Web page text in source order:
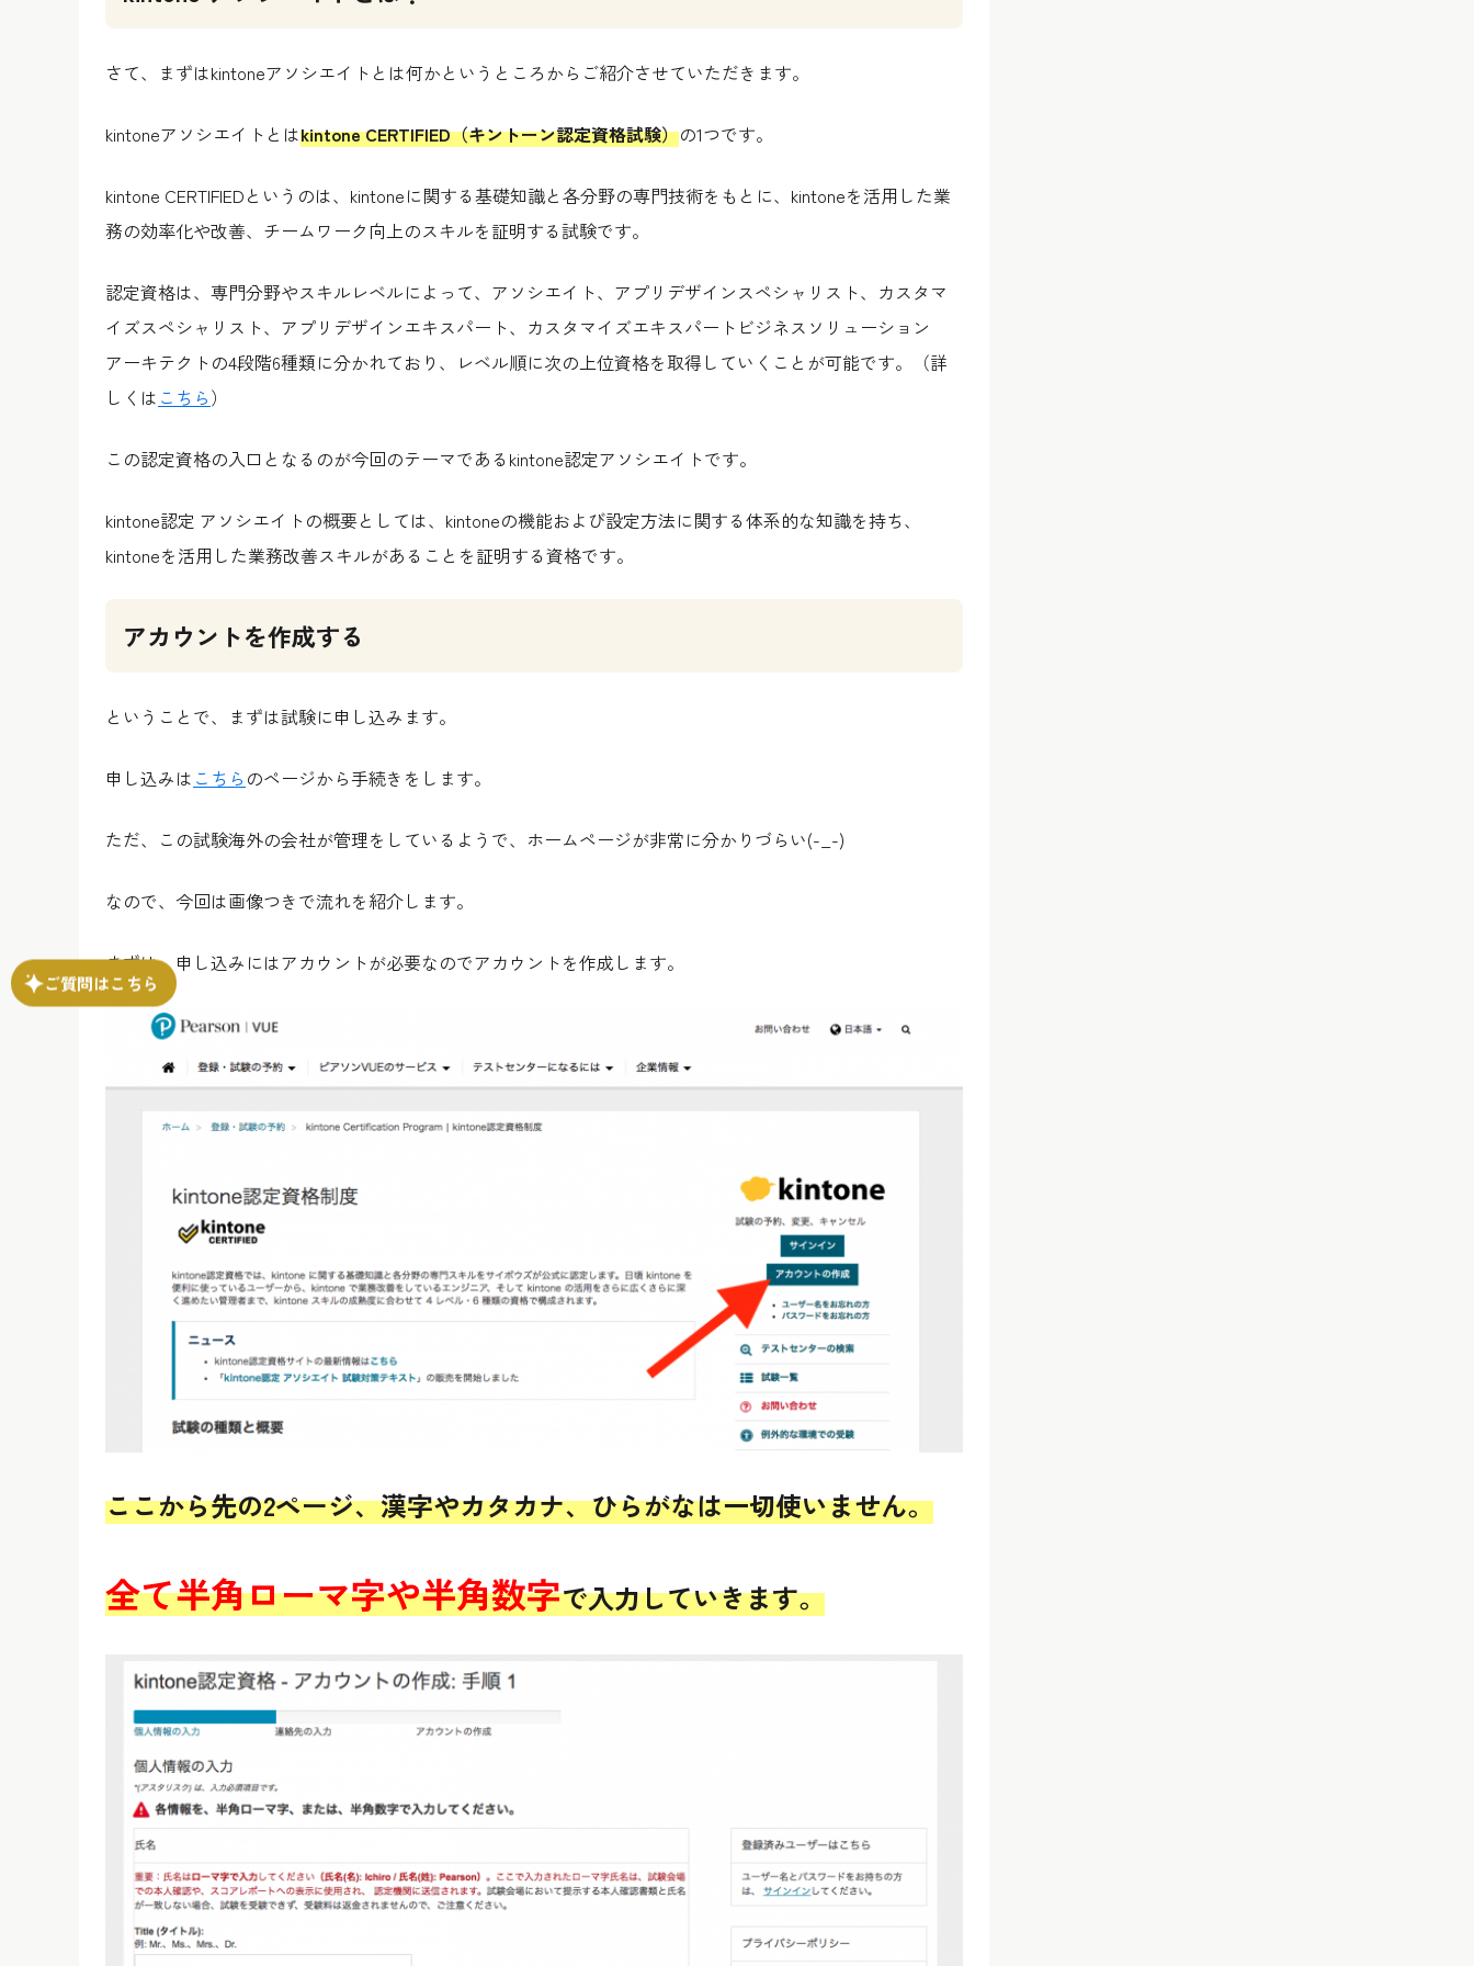
さて、まずはkintoneアソシエイトとは何かというところからご紹介させていただきます。
kintoneアソシエイトとはkintone CERTIFIED（キントーン認定資格試験）の1つです。
kintone CERTIFIEDというのは、kintoneに関する基礎知識と各分野の専門技術をもとに、kintoneを活用した業
務の効率化や改善、チームワーク向上のスキルを証明する試験です。
認定資格は、専門分野やスキルレベルによって、アソシエイト、アプリデザインスペシャリスト、カスタマ
イズスペシャリスト、アプリデザインエキスパート、カスタマイズエキスパートビジネスソリューション
アーキテクトの4段階6種類に分かれており、レベル順に次の上位資格を取得していくことが可能です。（詳
しくは こちら）
この認定資格の入口となるのが今回のテーマであるkintone認定アソシエイトです。
kintone認定 アソシエイトの概要としては、kintoneの機能および設定方法に関する体系的な知識を持ち、
kintoneを活用した業務改善スキルがあることを証明する資格です。
アカウントを作成する
ということで、まずは試験に申し込みます。
申し込みは こちら のページから手続きをします。
ただ、この試験海外の会社が管理をしているようで、ホームページが非常に分かりづらい(-_-)
なので、今回は画像つきで流れを紹介します。
まずは、申し込みにはアカウントが必要なのでアカウントを作成します。
ここから先の2ページ、漢字やカタカナ、ひらがなは一切使いません。
全て半角ローマ字や半角数字で入力していきます。
ご質問はこちら